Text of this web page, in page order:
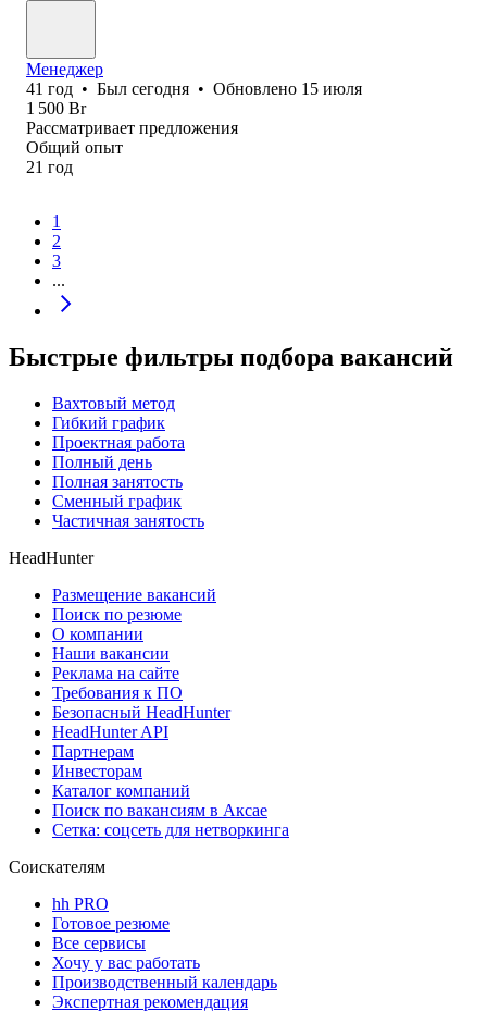
Менеджер
41 год • Был сегодня • Обновлено 15 июля
1 500 Br
Рассматривает предложения
Общий опыт
21 год
1
2
3
...
Быстрые фильтры подбора вакансий
Вахтовый метод
Гибкий график
Проектная работа
Полный день
Полная занятость
Сменный график
Частичная занятость
HeadHunter
Размещение вакансий
Поиск по резюме
О компании
Наши вакансии
Реклама на сайте
Требования к ПО
Безопасный HeadHunter
HeadHunter API
Партнерам
Инвесторам
Каталог компаний
Поиск по вакансиям в Аксае
Сетка: соцсеть для нетворкинга
Соискателям
hh PRO
Готовое резюме
Все сервисы
Хочу у вас работать
Производственный календарь
Экспертная рекомендация